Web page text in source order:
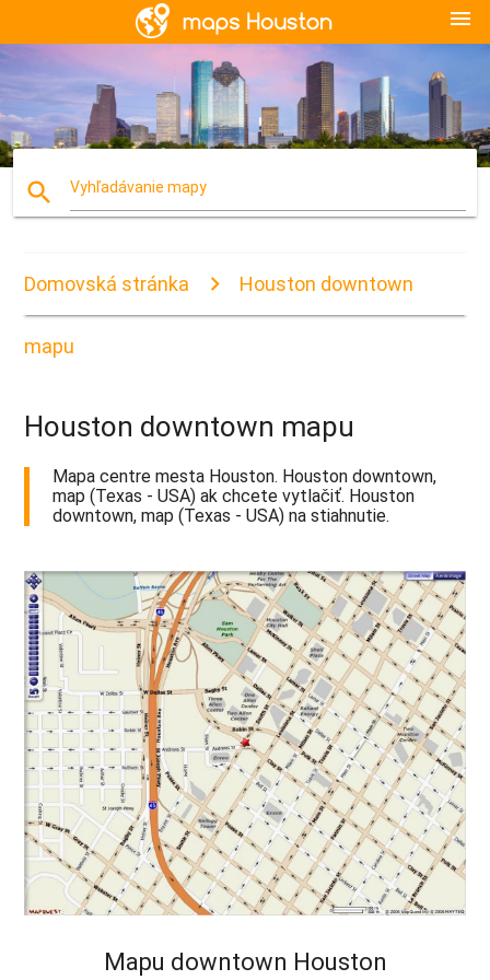
menu
search Vyhľadávanie mapy
Domovská stránka Houston downtown
mapu
Houston downtown mapu
Mapa centre mesta Houston. Houston downtown,
map (Texas - USA) ak chcete vytlačiť. Houston
downtown, map (Texas - USA) na stiahnutie.
Mapu downtown Houston